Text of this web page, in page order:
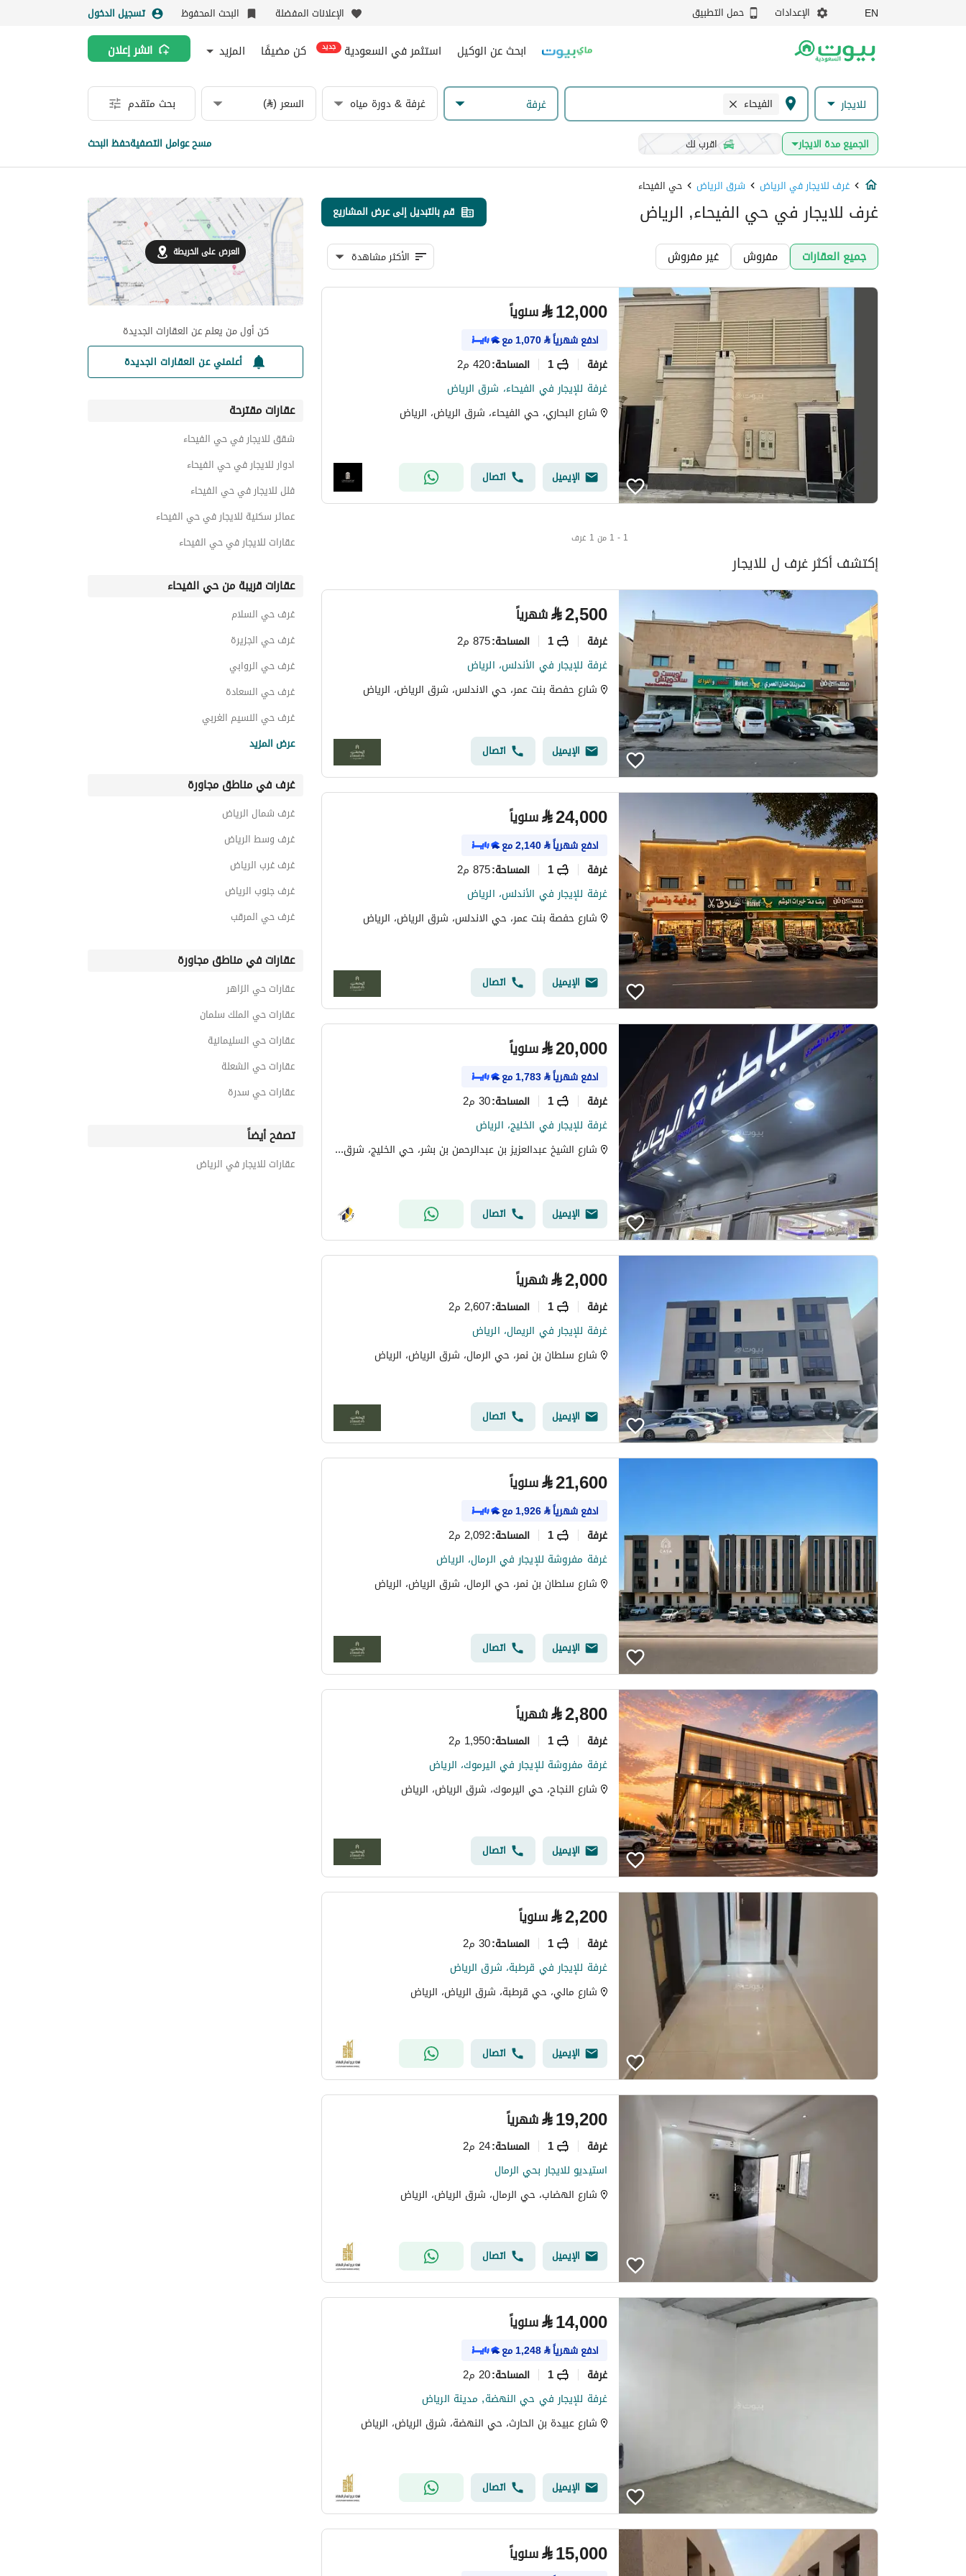
EN الإعدادات حمل التطبيق الإعلانات المفضلة البحث المحفوظ تسجيل الدخول
ابحث عن الوكيل استثمر في السعودية جديد كن مضيفًا المزيد انشر إعلان
للايجار الفيحاء غرفة غرفة & دورة مياه السعر (⃁) بحث متقدم
الجميع مدة الايجار اقرب لك مسح عوامل التصفيةحفظ البحث
غرف للايجار في الرياض شرق الرياض حي الفيحاء
غرف للايجار في حي الفيحاء, الرياض قم بالتبديل إلى عرض المشاريع
جميع العقارات مفروش غير مفروش الأكثر مشاهدة
⃁12,000 سنوياً
ادفع شهرياً⃁
1,070مع
غرفة 1 المساحة:420 م2
غرفة للإيجار في الفيحاء، شرق الرياض
شارع البحاري، حي الفيحاء، شرق الرياض، الرياض
الإيميل اتصال
1 - 1 من 1 غرف
إكتشف أكثر غرف ل للايجار
⃁2,500 شهرياً
غرفة 1 المساحة:875 م2
غرفة للإيجار في الأندلس، الرياض
شارع حفصة بنت عمر، حي الاندلس، شرق الرياض، الرياض
الإيميل اتصال
⃁24,000 سنوياً
ادفع شهرياً⃁
2,140مع
غرفة 1 المساحة:875 م2
غرفة للإيجار في الأندلس، الرياض
شارع حفصة بنت عمر، حي الاندلس، شرق الرياض، الرياض
الإيميل اتصال
⃁20,000 سنوياً
ادفع شهرياً⃁
1,783مع
غرفة 1 المساحة:30 م2
غرفة للإيجار في الخليج، الرياض
شارع الشيخ عبدالعزيز بن عبدالرحمن بن بشر، حي الخليج، شرق الرياض، الرياض
الإيميل اتصال
⃁2,000 شهرياً
غرفة 1 المساحة:2,607 م2
غرفة للإيجار في الريمال، الرياض
شارع سلطان بن نمر، حي الرمال، شرق الرياض، الرياض
الإيميل اتصال
⃁21,600 سنوياً
ادفع شهرياً⃁
1,926مع
غرفة 1 المساحة:2,092 م2
غرفة مفروشة للإيجار في الرمال، الرياض
شارع سلطان بن نمر، حي الرمال، شرق الرياض، الرياض
الإيميل اتصال
⃁2,800 شهرياً
غرفة 1 المساحة:1,950 م2
غرفة مفروشة للإيجار في اليرموك، الرياض
شارع النجاح، حي اليرموك، شرق الرياض، الرياض
الإيميل اتصال
⃁2,200 سنوياً
غرفة 1 المساحة:30 م2
غرفة للإيجار في قرطبة، شرق الرياض
شارع مالي، حي قرطبة، شرق الرياض، الرياض
الإيميل اتصال
⃁19,200 شهرياً
غرفة 1 المساحة:24 م2
استيديو للايجار بحي الرمال
شارع الهضاب، حي الرمال، شرق الرياض، الرياض
الإيميل اتصال
⃁14,000 سنوياً
ادفع شهرياً⃁
1,248مع
غرفة 1 المساحة:20 م2
غرفة للإيجار في حي النهضة, مدينة الرياض
شارع عبيدة بن الحارث، حي النهضة، شرق الرياض، الرياض
الإيميل اتصال
⃁15,000 سنوياً
العرض على الخريطة
كن أول من يعلم عن العقارات الجديدة
أعلمني عن العقارات الجديدة
عقارات مقترحة
شقق للايجار في حي الفيحاء
ادوار للايجار في حي الفيحاء
فلل للايجار في حي الفيحاء
عمائر سكنية للايجار في حي الفيحاء
عقارات للايجار في حي الفيحاء
عقارات قريبة من حي الفيحاء
غرف حي السلام
غرف حي الجزيرة
غرف حي الروابي
غرف حي السعادة
غرف حي النسيم الغربي
غرف حي النهضة
غرف حي الخليج
غرف حي الملك فيصل
عرض المزيد
غرف في مناطق مجاورة
غرف شمال الرياض
غرف وسط الرياض
غرف غرب الرياض
غرف جنوب الرياض
غرف حي المرقب
عقارات في مناطق مجاورة
عقارات حي الزاهر
عقارات حي الملك سلمان
عقارات حي السليمانية
عقارات حي الشعلة
عقارات حي سدرة
تصفح أيضاً
عقارات للايجار في الرياض